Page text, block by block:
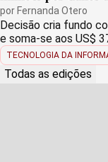
por Fernanda Otero
Decisão cria fundo
e soma-se aos US$
TECNOLOGIA DA
Todas as edições